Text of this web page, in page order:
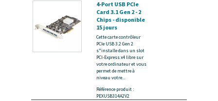
4-Port USB PCIe
Card 3.1 Gen 2 - 2
Chips - disponible
15 jours
Cette carte contrôleur
PCIe USB 3.2 Gen 2
s"installe dans un slot
PCI-Express x4 libre sur
votre ordinateur et vous
permet de mettre à
niveau votre...
Référence produit :
PEXUSB314A2V2